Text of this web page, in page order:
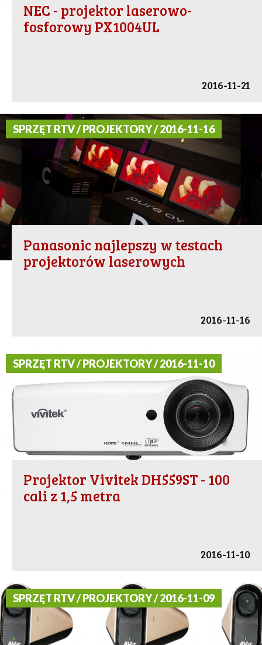
NEC - projektor laserowo-
fosforowy PX1004UL
2016-11-21
SPRZĘT RTV / PROJEKTORY / 2016-11-16
Panasonic najlepszy w testach
projektorów laserowych
2016-11-16
SPRZĘT RTV / PROJEKTORY / 2016-11-10
Projektor Vivitek DH559ST - 100
cali z 1,5 metra
2016-11-10
SPRZĘT RTV / PROJEKTORY / 2016-11-09